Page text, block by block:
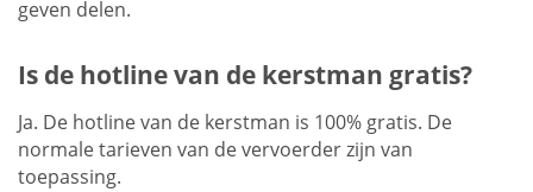
geven delen.
Is de hotline van de kerstman gratis?
Ja. De hotline van de kerstman is 100% gratis. De
normale tarieven van de vervoerder zijn van
toepassing.